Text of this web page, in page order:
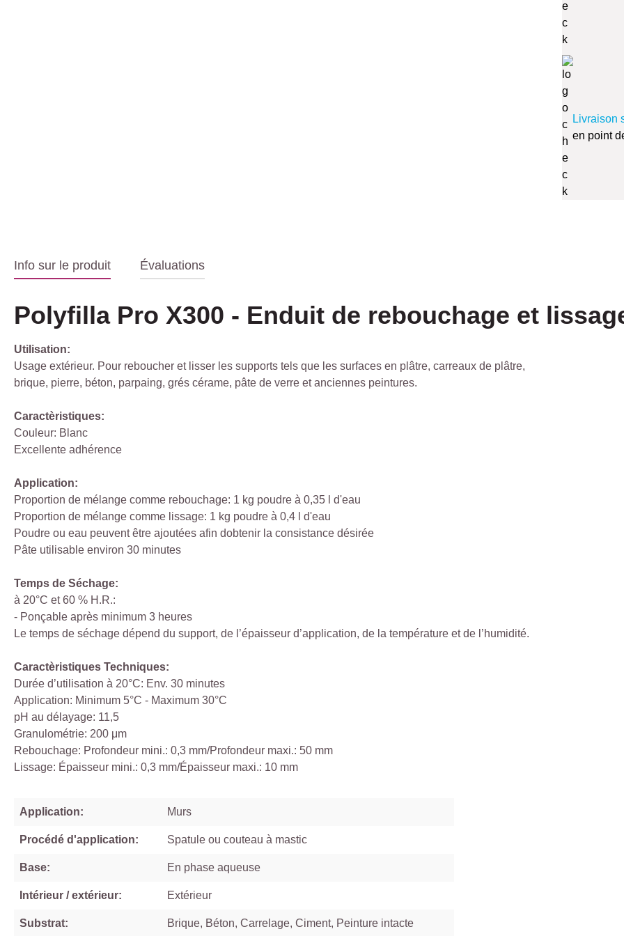
Livraison
en point
Info sur le produit Évaluations
Polyfilla Pro X300 - Enduit de rebouchage et
Utilisation:
Usage extérieur. Pour reboucher et lisser les supports tels que les surfaces en plâtre, carreaux de plâtre,
brique, pierre, béton, parpaing, grés cérame, pâte de verre et anciennes peintures.
Caractèristiques:
Couleur: Blanc
Excellente adhérence
Application:
Proportion de mélange comme rebouchage: 1 kg poudre à 0,35 l d'eau
Proportion de mélange comme lissage: 1 kg poudre à 0,4 l d'eau
Poudre ou eau peuvent être ajoutées afin dobtenir la consistance désirée
Pâte utilisable environ 30 minutes
Temps de Séchage:
à 20°C et 60 % H.R.:
- Ponçable après minimum 3 heures
Le temps de séchage dépend du support, de l’épaisseur d’application, de la température et de l’humidité.
Caractèristiques Techniques:
Durée d’utilisation à 20°C: Env. 30 minutes
Application: Minimum 5°C - Maximum 30°C
pH au délayage: 11,5
Granulométrie: 200 μm
Rebouchage: Profondeur mini.: 0,3 mm/Profondeur maxi.: 50 mm
Lissage: Épaisseur mini.: 0,3 mm/Épaisseur maxi.: 10 mm
Application: Murs
Procédé d'application: Spatule ou couteau à mastic
Base: En phase aqueuse
Intérieur / extérieur: Extérieur
Substrat: Brique, Béton, Carrelage, Ciment, Peinture intacte